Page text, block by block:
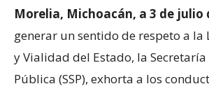
Morelia, Michoacán, a 3 de julio
generar un sentido de respeto a la
y Vialidad del Estado, la
Pública (SSP), exhorta a los